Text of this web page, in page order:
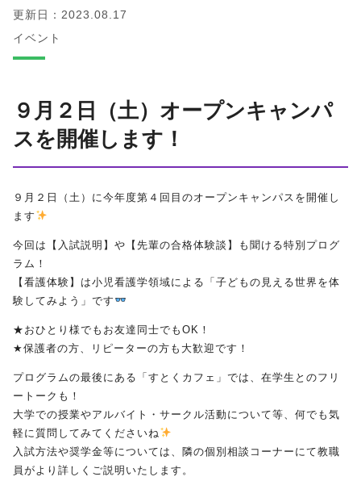
証明書発行手続き
同窓会
プライバシーポリシー
更新日：2023.08.17
イベント
９月２日（土）オープンキャンパ
スを開催します！
９月２日（土）に今年度第４回目のオープンキャンパスを開催し
ます
今回は【入試説明】や【先輩の合格体験談】も聞ける特別プログ
ラム！
【看護体験】は小児看護学領域による「子どもの見える世界を体
験してみよう」です
★おひとり様でもお友達同士でもOK！
★保護者の方、リピーターの方も大歓迎です！
プログラムの最後にある「すとくカフェ」では、在学生とのフリ
ートークも！
大学での授業やアルバイト・サークル活動について等、何でも気
軽に質問してみてくださいね
入試方法や奨学金等については、隣の個別相談コーナーにて教職
員がより詳しくご説明いたします。